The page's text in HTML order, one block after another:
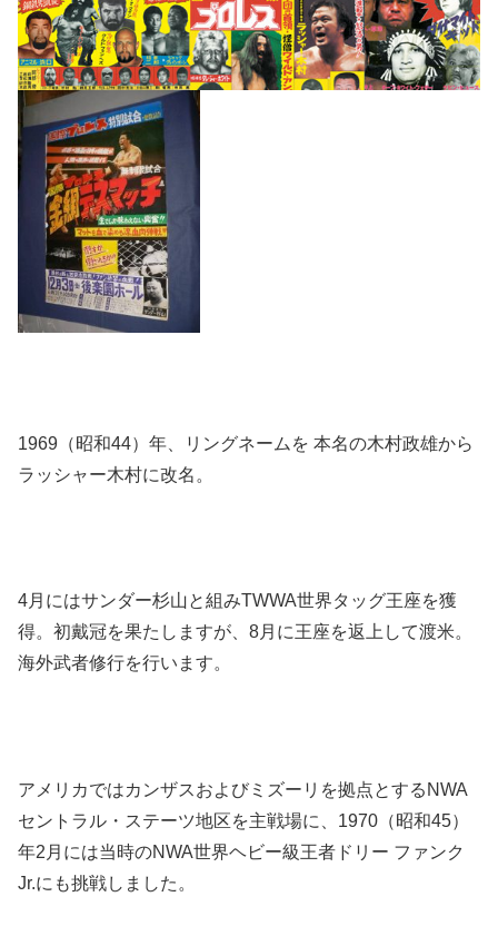
1969（昭和44）年、リングネームを 本名の木村政雄から
ラッシャー木村に改名。
4月にはサンダー杉山と組みTWWA世界タッグ王座を獲
得。初戴冠を果たしますが、8月に王座を返上して渡米。
海外武者修行を行います。
アメリカではカンザスおよびミズーリを拠点とするNWA
セントラル・ステーツ地区を主戦場に、1970（昭和45）
年2月には当時のNWA世界ヘビー級王者ドリー ファンク
Jr.にも挑戦しました。